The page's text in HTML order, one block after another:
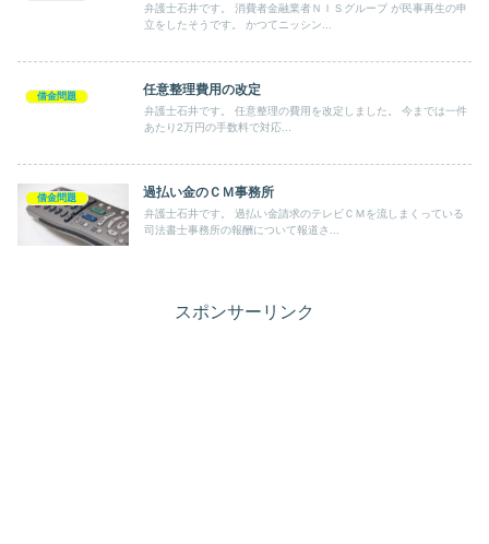
弁護士石井です。 消費者金融業者ＮＩＳグループ が民事再生の申
立をしたそうです。 かつてニッシン...
借金問題 任意整理費用の改定
弁護士石井です。 任意整理の費用を改定しました。 今までは一件
あたり2万円の手数料で対応...
借金問題 過払い金のＣＭ事務所
弁護士石井です。 過払い金請求のテレビＣＭを流しまくっている
司法書士事務所の報酬について報道さ...
スポンサーリンク